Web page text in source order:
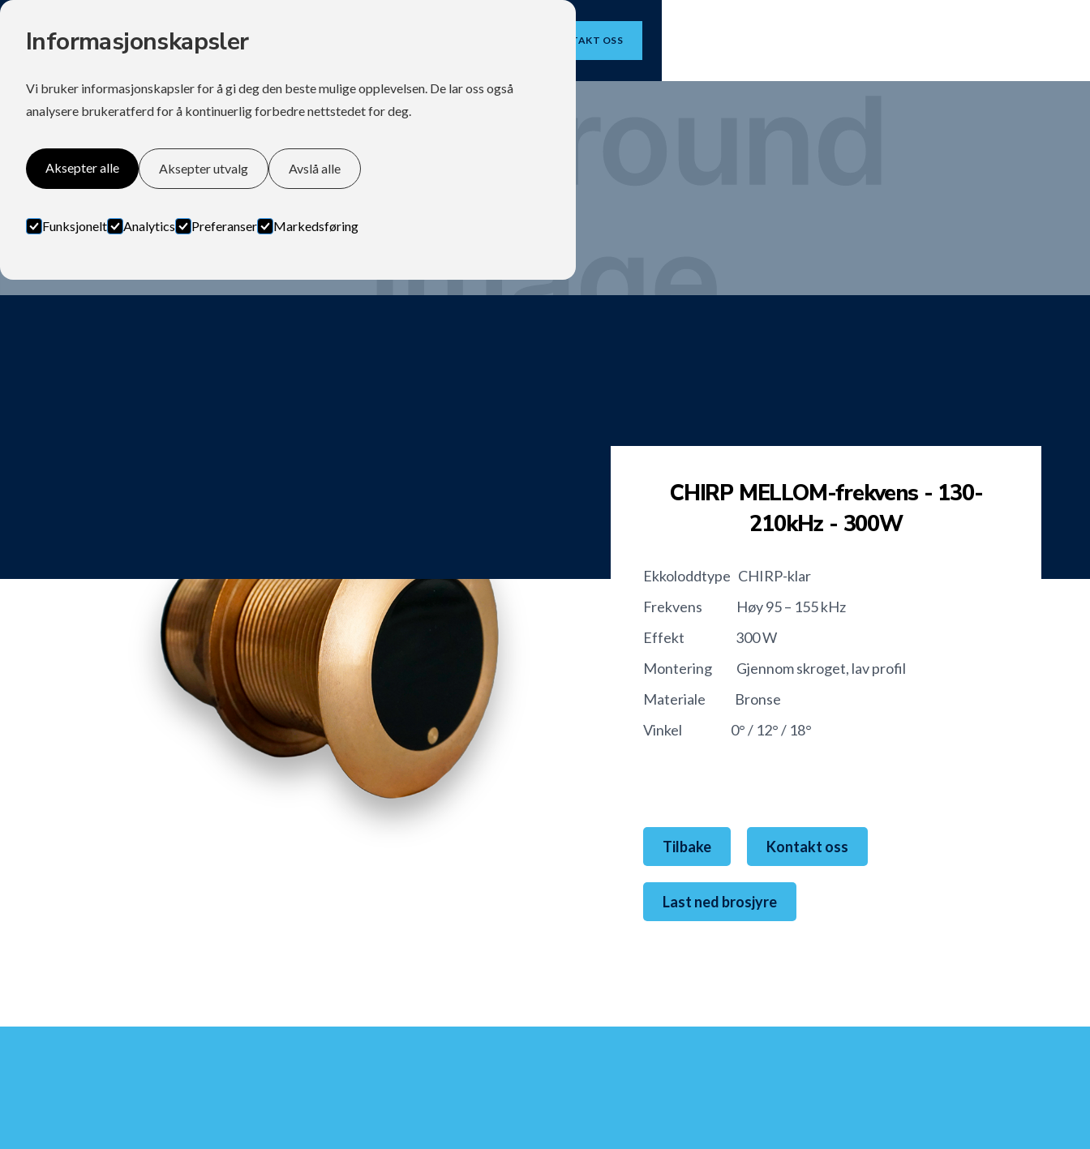
Informasjonskapsler
Vi bruker informasjonskapsler for å gi deg den beste mulige opplevelsen. De lar oss også
analysere brukeratferd for å kontinuerlig forbedre nettstedet for deg.
Aksepter alle Aksepter utvalg Avslå alle
Funksjonelt Analytics Preferanser Markedsføring
HJEM VÅRE MERKER KONTAKT OSS
Svinger Echonautics CHIRP MELLOM-frekvens - 130-210kHz - 300W
CHIRP MELLOM-frekvens -
CHIRP MELLOM-frekvens - 130-
210kHz - 300W
Ekkoloddtype CHIRP-klar
Frekvens Høy 95 – 155 kHz
Effekt 300 W
Montering Gjennom skroget, lav profil
Materiale Bronse
Vinkel 0° / 12° / 18°
Tilbake Kontakt oss
Last ned brosjyre